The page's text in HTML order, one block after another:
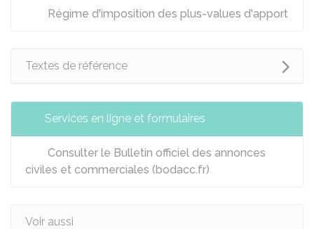
Régime d'imposition des plus-values d'apport
Textes de référence
Services en ligne et formulaires
Consulter le Bulletin officiel des annonces
civiles et commerciales (bodacc.fr)
Voir aussi